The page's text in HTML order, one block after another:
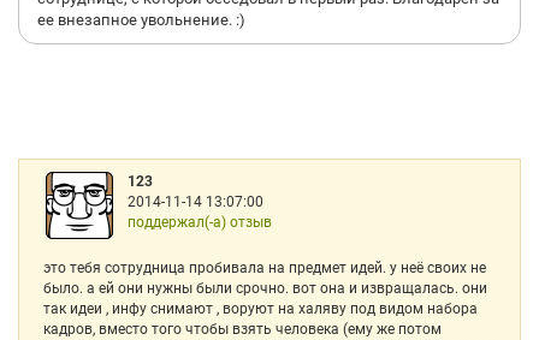
ее внезапное увольнение. :)
123
2014-11-14 13:07:00
поддержал(-а) отзыв
это тебя сотрудница пробивала на предмет идей. у неё своих не
было. а ей они нужны были срочно. вот она и извращалась. они
так идеи , инфу снимают , воруют на халяву под видом набора
кадров, вместо того чтобы взять человека (ему же потом